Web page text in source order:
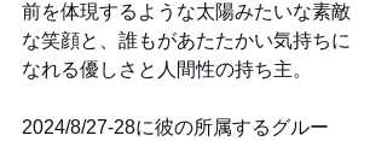
前を体現するような太陽みたいな素敵
な笑顔と、誰もがあたたかい気持ちに
なれる優しさと人間性の持ち主。
2024/8/27-28に彼の所属するグルー